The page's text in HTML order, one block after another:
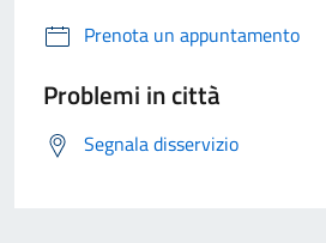
Prenota un appuntamento
Problemi in città
Segnala disservizio